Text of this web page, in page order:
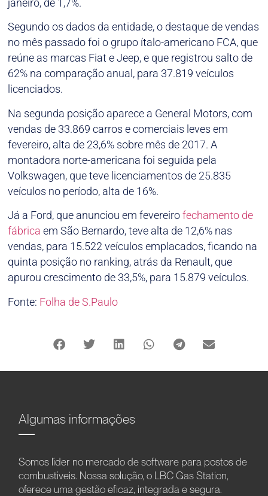
janeiro, de 1,7%.
Segundo os dados da entidade, o destaque de vendas
no mês passado foi o grupo ítalo-americano FCA, que
reúne as marcas Fiat e Jeep, e que registrou salto de
62% na comparação anual, para 37.819 veículos
licenciados.
Na segunda posição aparece a General Motors, com
vendas de 33.869 carros e comerciais leves em
fevereiro, alta de 23,6% sobre mês de 2017. A
montadora norte-americana foi seguida pela
Volkswagen, que teve licenciamentos de 25.835
veículos no período, alta de 16%.
Já a Ford, que anunciou em fevereirofechamento de
fábricaem São Bernardo, teve alta de 12,6% nas
vendas, para 15.522 veículos emplacados, ficando na
quinta posição no ranking, atrás da Renault, que
apurou crescimento de 33,5%, para 15.879 veículos.
Fonte: Folha de S.Paulo
Algumas informações
Somos líder no mercado de software para postos de
combustíveis. Nossa solução, o LBC Gas Station,
oferece uma gestão eficaz, integrada e segura.